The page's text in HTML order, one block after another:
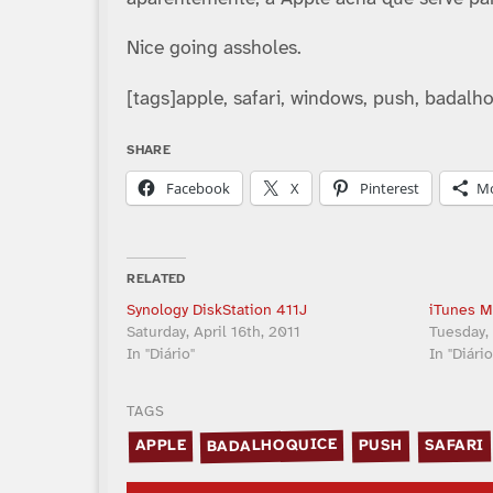
Nice going assholes.
[tags]apple, safari, windows, push,
SHARE
Facebook X Pinterest
RELATED
Synology DiskStation 411J
Saturday, April 16th, 2011
In "Diário"
iTunes
In
TAGS
APPLE BADALHOQUICE PUSH SAFARI